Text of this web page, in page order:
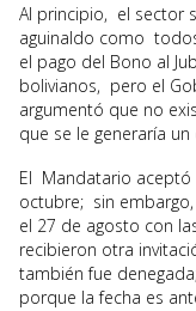
Al principio, el sector
aguinaldo como
el pago del Bono al
bolivianos, pero el
argumentó que no
que se le generaría
El Mandatario aceptó
octubre; sin
el 27 de agosto con
recibieron otra
también fue
porque la fecha es